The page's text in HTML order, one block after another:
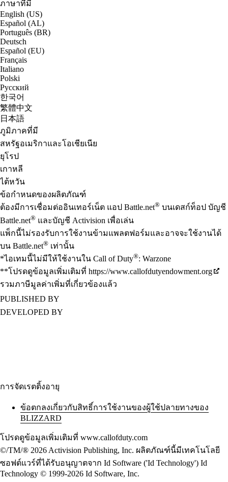
ภาษาที่มี
English (US)
Español (AL)
Português (BR)
Deutsch
Español (EU)
Français
Italiano
Polski
Русский
한국어
繁體中文
日本語
ภูมิภาคที่มี
สหรัฐอเมริกาและโอเชียเนีย
ยุโรป
เกาหลี
ไต้หวัน
ข้อกำหนดของผลิตภัณฑ์
ต้องมีการเชื่อมต่ออินเทอร์เน็ต แอป Battle.net® บนเดสก์ท็อป บัญชี
Battle.net® และบัญชี Activision เพื่อเล่น
แพ็กนี้ไม่รองรับการใช้งานข้ามแพลตฟอร์มและอาจจะใช้งานได้
บน Battle.net® เท่านั้น
*ไอเทมนี้ไม่มีให้ใช้งานใน Call of Duty®: Warzone
**โปรดดูข้อมูลเพิ่มเติมที่ https://www.callofdutyendowment.org
รวมภาษีมูลค่าเพิ่มที่เกี่ยวข้องแล้ว
PUBLISHED BY
DEVELOPED BY
การจัดเรตติ้งอายุ
ข้อตกลงเกี่ยวกับสิทธิ์การใช้งานของผู้ใช้ปลายทางของ
BLIZZARD
โปรดดูข้อมูลเพิ่มเติมที่ www.callofduty.com
©/TM/® 2026 Activision Publishing, Inc. ผลิตภัณฑ์นี้มีเทคโนโลยี
ซอฟต์แวร์ที่ได้รับอนุญาตจาก Id Software ('Id Technology') Id
Technology © 1999-2026 Id Software, Inc.